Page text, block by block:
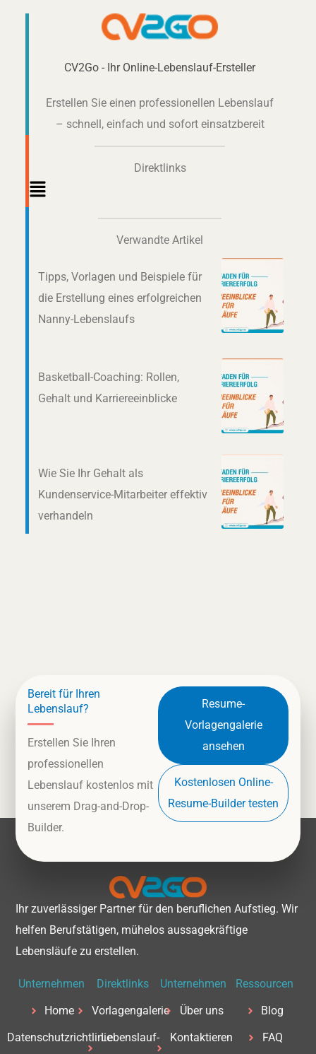
CV2Go - Ihr Online-Lebenslauf-Ersteller
Erstellen Sie einen professionellen Lebenslauf
– schnell, einfach und sofort einsatzbereit
Direktlinks
Main
Verwandte Artikel
Tipps, Vorlagen und Beispiele für
die Erstellung eines erfolgreichen
Nanny-Lebenslaufs
Basketball-Coaching: Rollen,
Gehalt und Karriereeinblicke
Wie Sie Ihr Gehalt als
Kundenservice-Mitarbeiter effektiv
verhandeln
Bereit für Ihren
Lebenslauf?
Erstellen Sie Ihren
professionellen
Lebenslauf kostenlos mit
unserem Drag-and-Drop-
Builder.
Resume-
Vorlagengalerie
ansehen
Kostenlosen Online-
Resume-Builder testen
Ihr zuverlässiger Partner für den beruflichen Aufstieg. Wir
helfen Berufstätigen, mühelos aussagekräftige
Lebensläufe zu erstellen.
Unternehmen
Home
Datenschutzrichtlinie
Direktlinks
Vorlagengalerie
Lebenslauf-
Unternehmen
Über uns
Kontaktieren
Ressourcen
Blog
FAQ